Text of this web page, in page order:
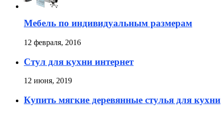
Мебель по индивидуальным размерам
12 февраля, 2016
Стул для кухни интернет
12 июня, 2019
Купить мягкие деревянные стулья для кухни